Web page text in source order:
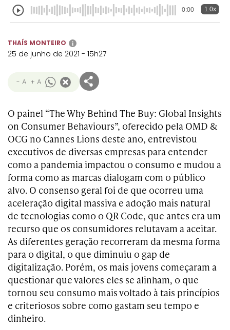
Transformation
Creative
Creative Data
Effectiveness
Strategy
Entertainment
Entertainment
for Sport
Film
Media
Creative Brand
Business
Transformation
Commerce
Entertainment
for Gaming
Entertainment
for Music
for Sport
Innovation
Goals
0:00 1.0x
THAÍS MONTEIRO i
25 de junho de 2021 - 15h27
- A + A
O painel “The Why Behind The Buy: Global Insights
on Consumer Behaviours”, oferecido pela OMD &
OCG no Cannes Lions deste ano, entrevistou
executivos de diversas empresas para entender
como a pandemia impactou o consumo e mudou a
forma como as marcas dialogam com o público
alvo. O consenso geral foi de que ocorreu uma
aceleração digital massiva e adoção mais natural
de tecnologias como o QR Code, que antes era um
recurso que os consumidores relutavam a aceitar.
As diferentes geração recorreram da mesma forma
para o digital, o que diminuiu o gap de
digitalização. Porém, os mais jovens começaram a
questionar que valores eles se alinham, o que
tornou seu consumo mais voltado à tais princípios
e criteriosos sobre como gastam seu tempo e
dinheiro.